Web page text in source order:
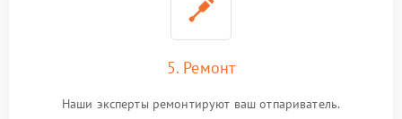
5. Ремонт
Наши эксперты ремонтируют ваш отпариватель.